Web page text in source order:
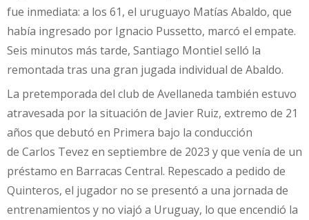
fue inmediata: a los 61, el uruguayo Matías Abaldo, que
había ingresado por Ignacio Pussetto, marcó el empate.
Seis minutos más tarde, Santiago Montiel selló la
remontada tras una gran jugada individual de Abaldo.
La pretemporada del club de Avellaneda también estuvo
atravesada por la situación de Javier Ruiz, extremo de 21
años que debutó en Primera bajo la conducción
de Carlos Tevez en septiembre de 2023 y que venía de un
préstamo en Barracas Central. Repescado a pedido de
Quinteros, el jugador no se presentó a una jornada de
entrenamientos y no viajó a Uruguay, lo que encendió la